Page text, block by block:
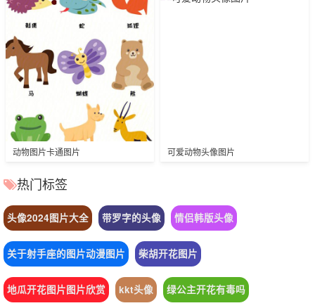
动物图片卡通图片 可爱动物头像图片
热门标签
头像2024图片大全 带罗字的头像 情侣韩版头像
关于射手座的图片动漫图片 柴胡开花图片
地瓜开花图片图片欣赏 kkt头像 绿公主开花有毒吗